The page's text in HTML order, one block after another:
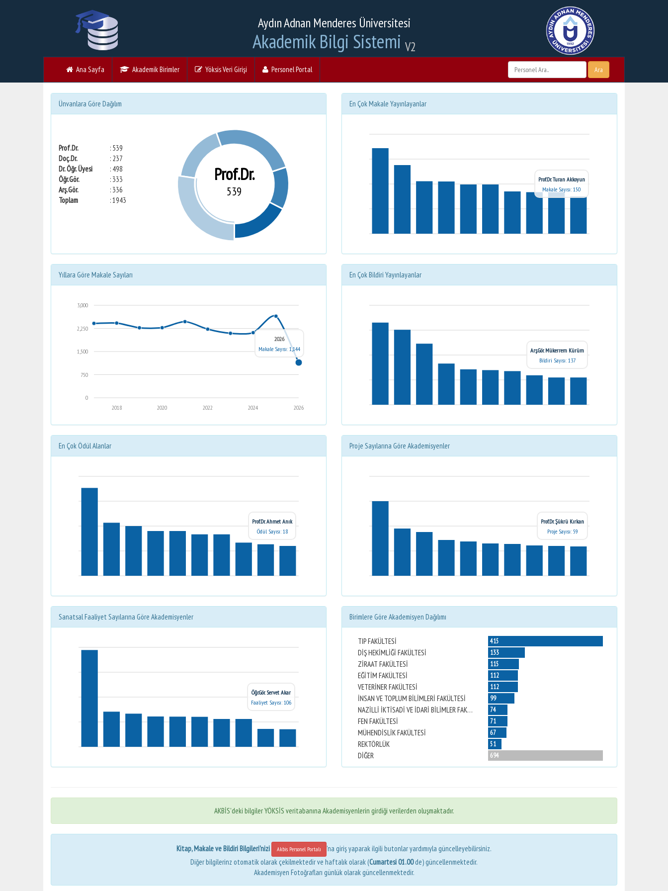
Aydın Adnan Menderes Üniversitesi
Akademik Bilgi Sistemi V2
Ana Sayfa Akademik Birimler Yöksis Veri Girişi Personel Portal Ara
Ünvanlara Göre Dağılım
Prof.Dr.
: 539
Doç.Dr.
: 237
Dr. Öğr. Üyesi
: 498
Öğr.Gör.
: 333
Arş.Gör.
: 336
Toplam
: 1943
Prof.Dr.
539
En Çok Makale Yayınlayanlar
Prof.Dr. Turan Akkoyun
Makale Sayısı: 150
Yıllara Göre Makale Sayıları
0
750
1,500
2,250
3,000
2026
2024
2022
2020
2018
2026
Makale Sayısı: 1,144
En Çok Bildiri Yayınlayanlar
Arş.Gör. Mükerrem Kürüm
Bildiri Sayısı: 137
En Çok Ödül Alanlar
Prof.Dr. Ahmet Anık
Ödül Sayısı: 18
Proje Sayılarına Göre Akademisyenler
Prof.Dr. Şükrü Kırkan
Proje Sayısı: 59
Sanatsal Faaliyet Sayılarına Göre Akademisyenler
Öğr.Gör. Servet Akar
Faaliyet Sayısı: 106
Birimlere Göre Akademisyen Dağılımı
TIP FAKÜLTESİ
DİŞ HEKİMLİĞİ FAKÜLTESİ
ZİRAAT FAKÜLTESİ
EĞİTİM FAKÜLTESİ
VETERİNER FAKÜLTESİ
İNSAN VE TOPLUM BİLİMLERİ FAKÜLTESİ
NAZİLLİ İKTİSADİ VE İDARİ BİLİMLER FAKÜLTESİ
FEN FAKÜLTESİ
MÜHENDİSLİK FAKÜLTESİ
REKTÖRLÜK
DİĞER
415
133
115
112
112
99
74
71
67
51
694
AKBİS'deki bilgiler YÖKSİS veritabanına Akademisyenlerin girdiği verilerden oluşmaktadır.
Kitap, Makale ve Bildiri Bilgileri'nizi Akbis Personel Portalı
'na giriş yaparak ilgili butonlar yardımıyla güncelleyebilirsiniz.
Diğer bilgilerinz otomatik olarak çekilmektedir ve haftalık olarak (Cumartesi 01.00de) güncellenmektedir.
Akademisyen Fotoğrafları günlük olarak güncellenmektedir.